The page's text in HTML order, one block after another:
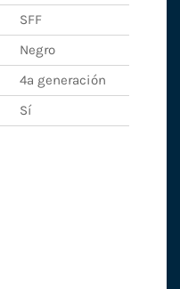
SFF
Negro
4ª generación
Sí